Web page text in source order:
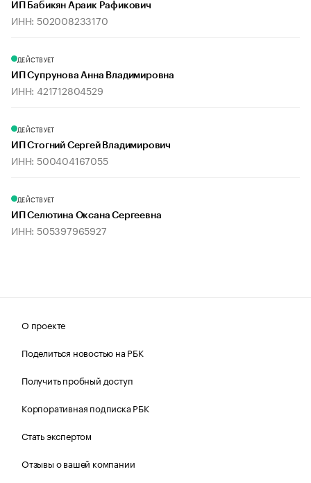
ИП Бабикян Араик Рафикович
ИНН: 502008233170
ДЕЙСТВУЕТ
ИП Супрунова Анна Владимировна
ИНН: 421712804529
ДЕЙСТВУЕТ
ИП Стогний Сергей Владимирович
ИНН: 500404167055
ДЕЙСТВУЕТ
ИП Селютина Оксана Сергеевна
ИНН: 505397965927
О проекте
Поделиться новостью на РБК
Получить пробный доступ
Корпоративная подписка РБК
Стать экспертом
Отзывы о вашей компании